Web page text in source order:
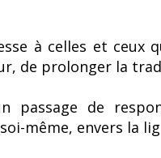
à celles et ceux
de prolonger la
passage de
même, envers la